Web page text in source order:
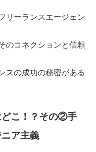
リーランスエージェン
のコネクションと信頼
スの成功の秘密がある
どこ！？その②手
ア主義